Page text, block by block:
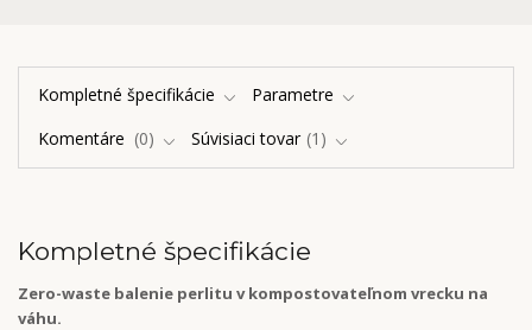
Kompletné špecifikácie
Parametre
Komentáre
0 Súvisiaci tovar 1
Kompletné špecifikácie
Zero-waste balenie perlitu v kompostovateľnom vrecku na
váhu.